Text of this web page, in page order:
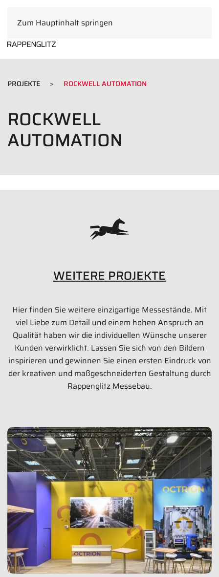
Zum Hauptinhalt springen
PROJEKTE ROCKWELL AUTOMATION
ROCKWELL
AUTOMATION
ROCKWELL AUTOMATION
596 qm
SPS 2017 | Nürnberg
Bilder anzeigen
WEITERE PROJEKTE
Hier finden Sie weitere einzigartige Messestände. Mit
viel Liebe zum Detail und einem hohen Anspruch an
Qualität haben wir die individuellen Wünsche unserer
Kunden verwirklicht. Lassen Sie sich von den Bildern
inspirieren und gewinnen Sie einen ersten Eindruck von
der kreativen und maßgeschneiderten Gestaltung durch
Rappenglitz Messebau.